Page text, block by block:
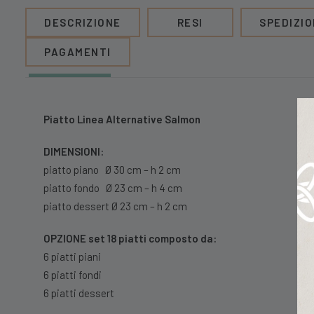
DESCRIZIONE RESI
PAGAMENTI
Piatto Linea Alternative Salmon
DIMENSIONI:
piatto piano Ø 30 cm – h 2 cm
piatto fondo Ø 23 cm – h 4 cm
piatto dessert Ø 23 cm – h 2 cm
OPZIONE set 18 piatti composto da:
6 piatti piani
6 piatti fondi
6 piatti dessert